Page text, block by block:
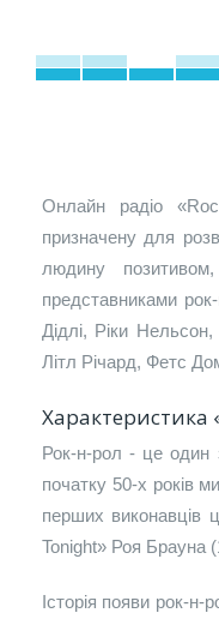
Онлайн радіо
призначену для
людину
представниками
Дідлі, Ріки
Літл Річард, Фетс
Характеристика
Рок-н-рол - це один
початку 50-х років
перших виконавців
Tonight» Роя Брауна
Історія появи рок-н-